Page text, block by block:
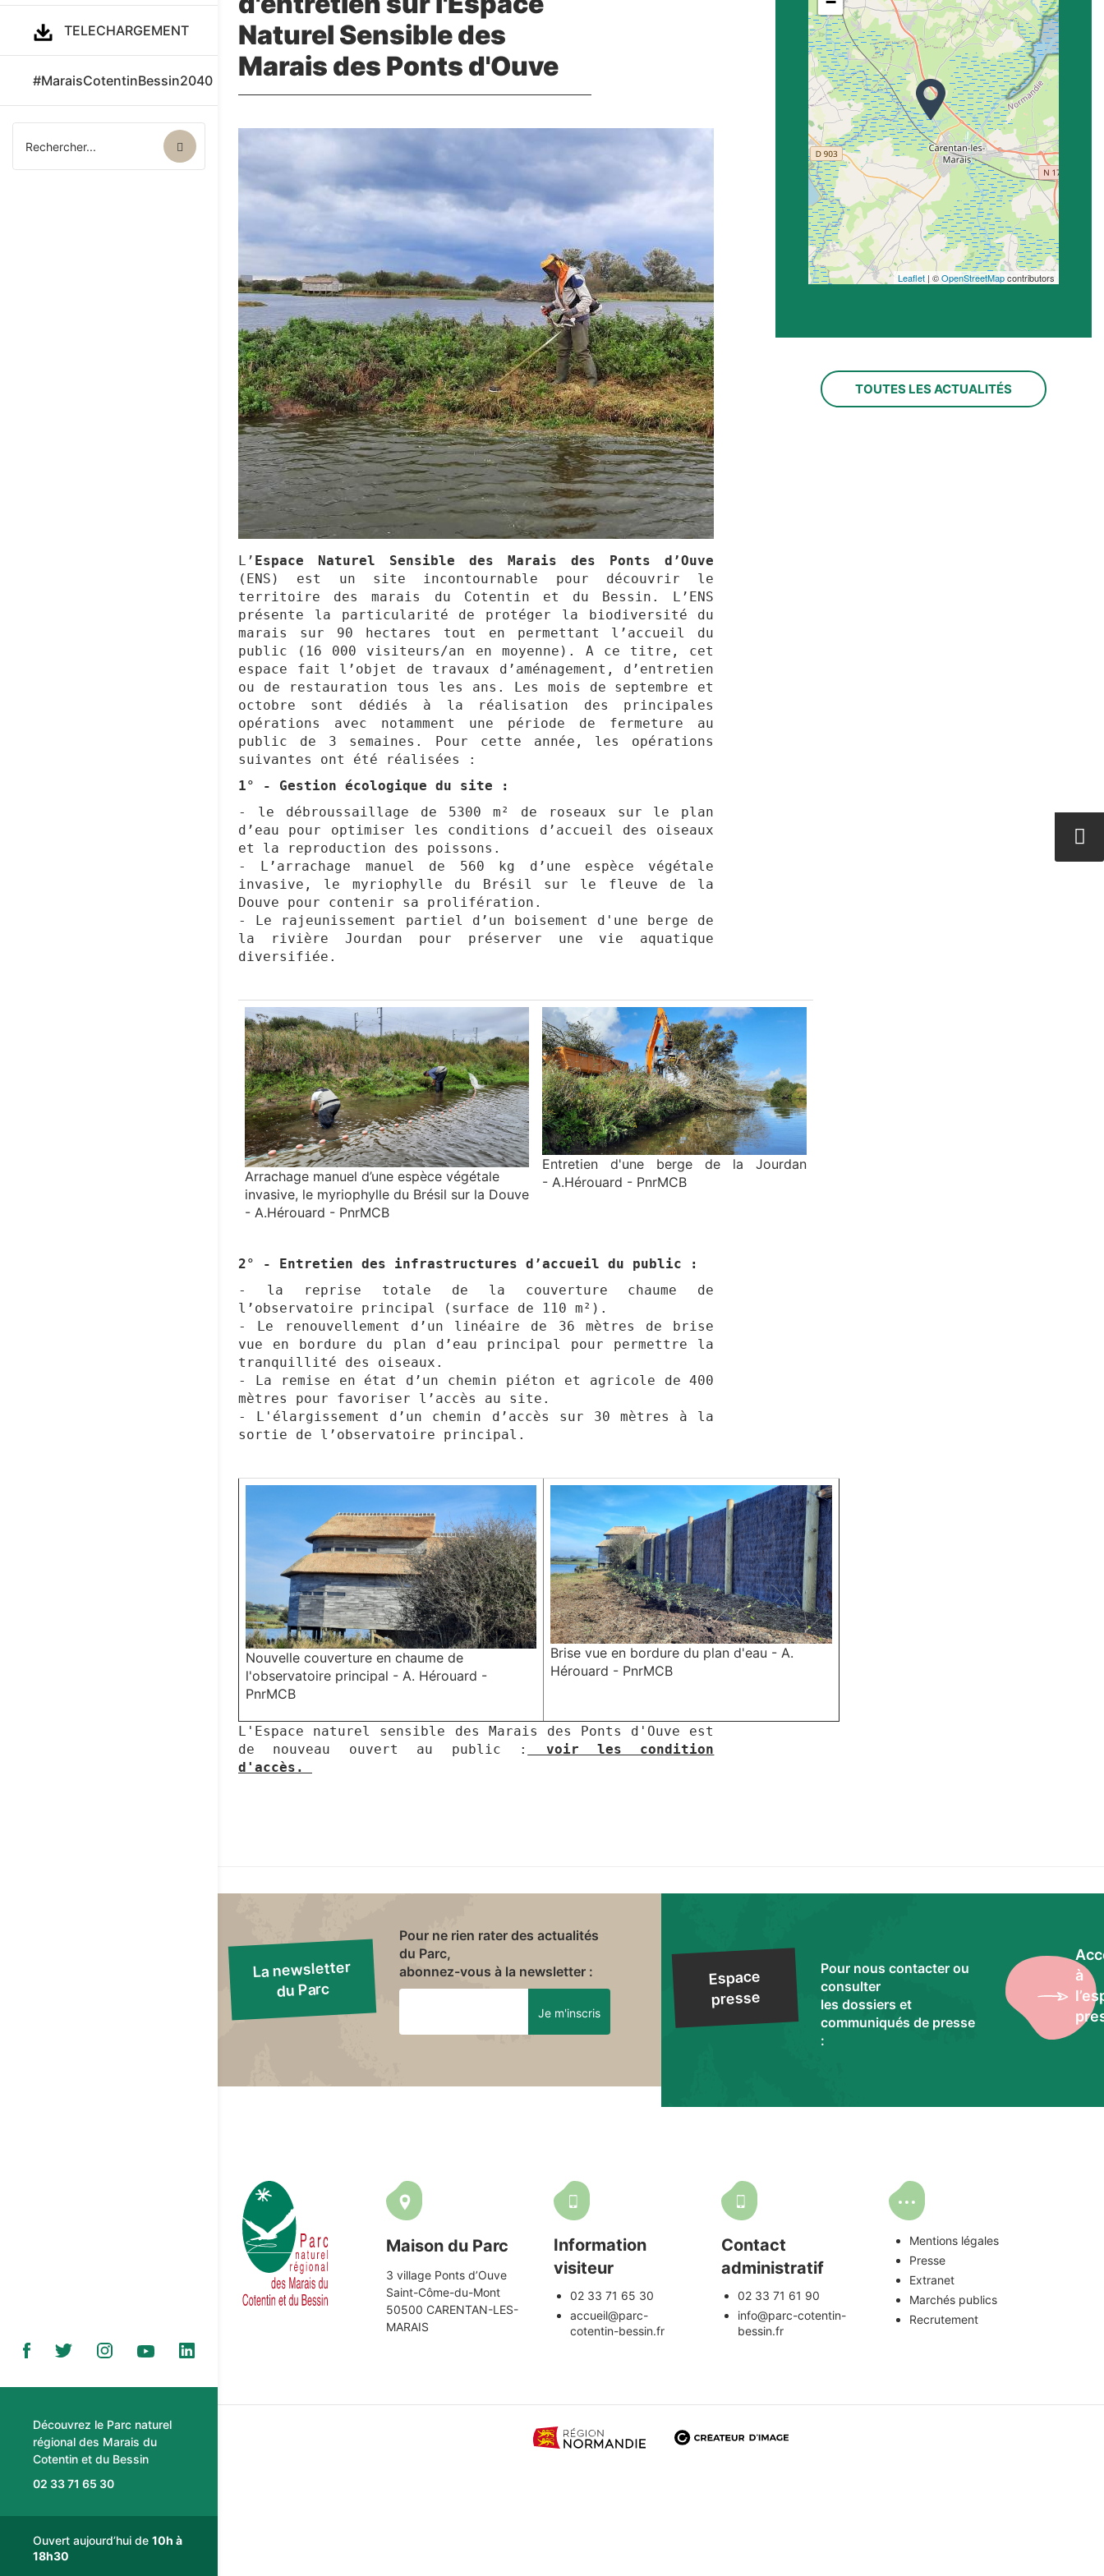
Naturel Sensible des
Marais des Ponts d'Ouve
L’ Espace Naturel Sensible des Marais des Ponts d’Ouve
(ENS) est un site incontournable pour découvrir le
territoire des marais du Cotentin et du Bessin. L’ENS
présente la particularité de protéger la biodiversité du
marais sur 90 hectares tout en permettant l’accueil du
public (16 000 visiteurs/an en moyenne). A ce titre, cet
espace fait l’objet de travaux d’aménagement, d’entretien
ou de restauration tous les ans. Les mois de septembre et
octobre sont dédiés à la réalisation des principales
opérations avec notamment une période de fermeture au
public de 3 semaines. Pour cette année, les opérations
suivantes ont été réalisées :
1° - Gestion écologique du site :
- le débroussaillage de 5300 m² de roseaux sur le plan
d’eau pour optimiser les conditions d’accueil des oiseaux
et la reproduction des poissons.
- L’arrachage manuel de 560 kg d’une espèce végétale
invasive, le myriophylle du Brésil sur le fleuve de la
Douve pour contenir sa prolifération.
- Le rajeunissement partiel d’un boisement d'une berge de
la rivière Jourdan pour préserver une vie aquatique
diversifiée.
Arrachage manuel d’une espèce végétale
invasive, le myriophylle du Brésil sur la Douve
- A.Hérouard - PnrMCB
Entretien d'une berge de la Jourdan
- A.Hérouard - PnrMCB
2° - Entretien des infrastructures d’accueil du public :
- la reprise totale de la couverture chaume de
l’observatoire principal (surface de 110 m²).
- Le renouvellement d’un linéaire de 36 mètres de brise
vue en bordure du plan d’eau principal pour permettre la
tranquillité des oiseaux.
- La remise en état d’un chemin piéton et agricole de 400
mètres pour favoriser l’accès au site.
- L'élargissement d’un chemin d’accès sur 30 mètres à la
sortie de l’observatoire principal.
Nouvelle couverture en chaume de
l'observatoire principal - A. Hérouard -
PnrMCB
Brise vue en bordure du plan d'eau - A.
Hérouard - PnrMCB
L'Espace naturel sensible des Marais des Ponts d'Ouve est
de nouveau ouvert au public :
voir les condition
d'accès.
Leaflet| ©OpenStreetMapcontributors
TOUTES LES ACTUALITÉS
La newsletter
du Parc
Pour ne rien rater des actualités
du Parc,
abonnez-vous à la newsletter :
Espace
presse
Pour nous contacter ou
consulter
les dossiers et
communiqués de presse
:
à
Maison du Parc
3 village Ponts d’Ouve
Saint-Côme-du-Mont
50500 CARENTAN-LES-
MARAIS
Information
visiteur
02 33 71 65 30
accueil@parc-
cotentin-bessin.fr
Contact
administratif
02 33 71 61 90
info@parc-cotentin-
bessin.fr
Mentions légales
Presse
Extranet
Marchés publics
Recrutement
TELECHARGEMENT
#MaraisCotentinBessin2040
Découvrez le Parc naturel
régional des Marais du
Cotentin et du Bessin
02 33 71 65 30
Ouvert aujourd’hui de 10h à
18h30